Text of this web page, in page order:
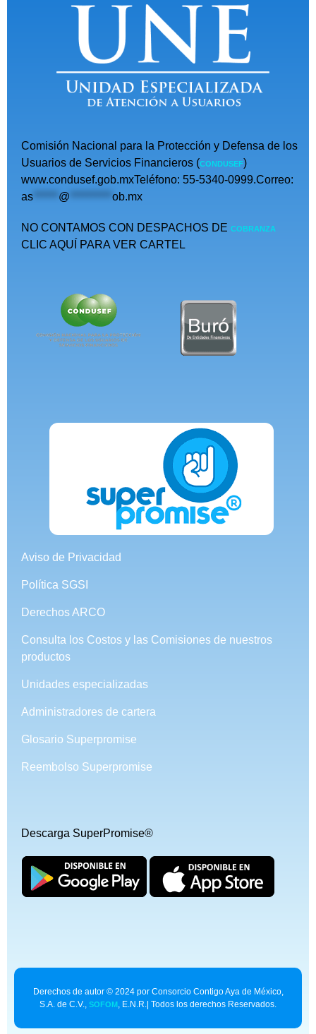
Comisión Nacional para la Protección y Defensa de los
Usuarios de Servicios Financieros (CONDUSEF)
www.condusef.gob.mxTeléfono: 55-5340-0999.Correo:
as****** @ **********ob.mx
NO CONTAMOS CON DESPACHOS DE COBRANZA
CLIC AQUÍ PARA VER CARTEL
Aviso de Privacidad
Política SGSI
Derechos ARCO
Consulta los Costos y las Comisiones de nuestros
productos
Unidades especializadas
Administradores de cartera
Glosario Superpromise
Reembolso Superpromise
Descarga SuperPromise®
Derechos de autor © 2024 por Consorcio Contigo Aya de México,
S.A. de C.V., SOFOM , E.N.R.| Todos los derechos Reservados.